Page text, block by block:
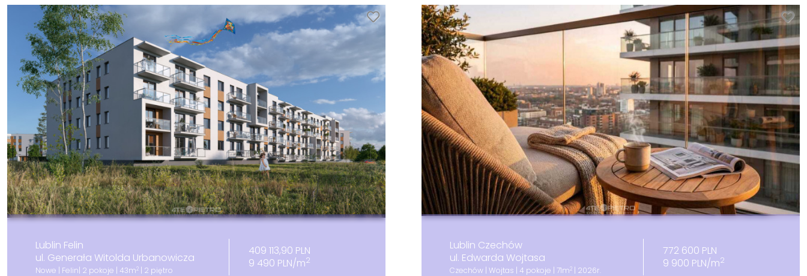
Lublin Felin
ul. Generała Witolda Urbanowicza
Nowe | Felin| 2 pokoje | 43m2 | 2 piętro
409 113,90 PLN
9 490 PLN/m2
Lublin Czechów
ul. Edwarda Wojtasa
Czechów | Wojtas | 4 pokoje | 71m2 | 2026r.
772 600 PLN
9 900 PLN/m2